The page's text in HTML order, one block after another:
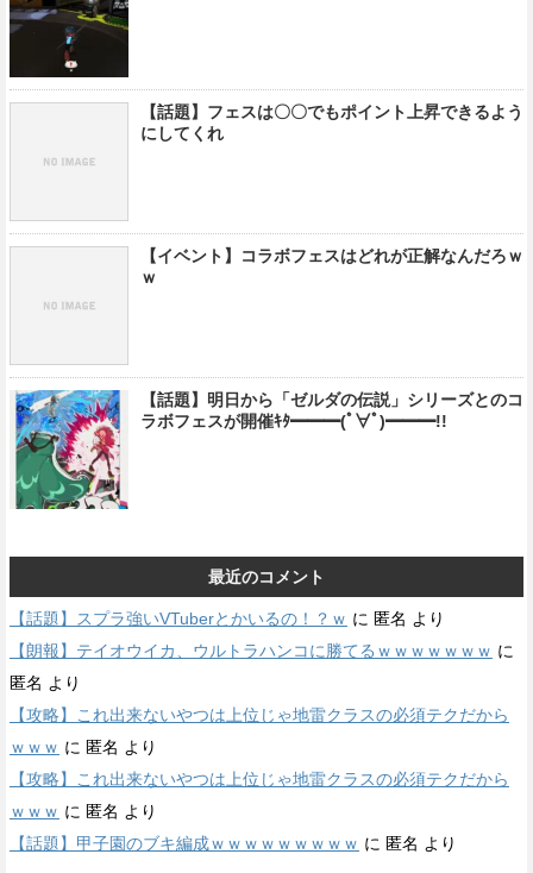
【話題】フェスは〇〇でもポイント上昇できるよう
にしてくれ
【イベント】コラボフェスはどれが正解なんだろｗ
ｗ
【話題】明日から「ゼルダの伝説」シリーズとのコ
ラボフェスが開催ｷﾀ━━━(ﾟ∀ﾟ)━━━!!
最近のコメント
【話題】スプラ強いVTuberとかいるの！？ｗ に 匿名 より
【朗報】テイオウイカ、ウルトラハンコに勝てるｗｗｗｗｗｗｗ に
匿名 より
【攻略】これ出来ないやつは上位じゃ地雷クラスの必須テクだから
ｗｗｗ に 匿名 より
【攻略】これ出来ないやつは上位じゃ地雷クラスの必須テクだから
ｗｗｗ に 匿名 より
【話題】甲子園のブキ編成ｗｗｗｗｗｗｗｗｗ に 匿名 より